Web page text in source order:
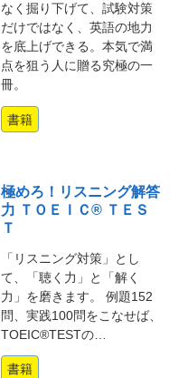
なく掘り下げて、試験対策
だけではなく、英語の地力
を底上げできる。本気で満
点を狙う人に贈る究極の一
冊。
書籍
極めろ！リスニング解答
力 ＴＯＥＩＣ® ＴＥＳ
Ｔ
「リスニング対策」とし
て、「聴く力」と「解く
力」を磨きます。 例題152
問、実践100問をこなせば、
TOEIC®TESTの…
書籍